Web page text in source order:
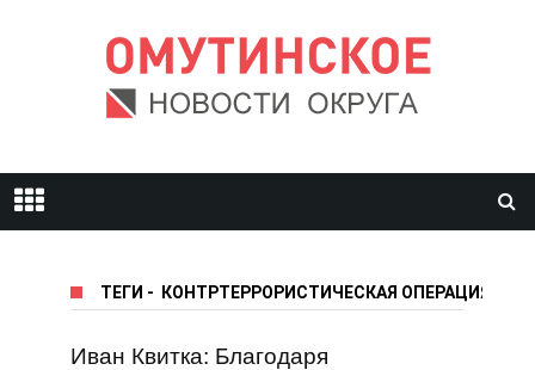
ТЕГИ - КОНТРТЕРРОРИСТИЧЕСКАЯ ОПЕРАЦИЯ
Иван Квитка: Благодаря